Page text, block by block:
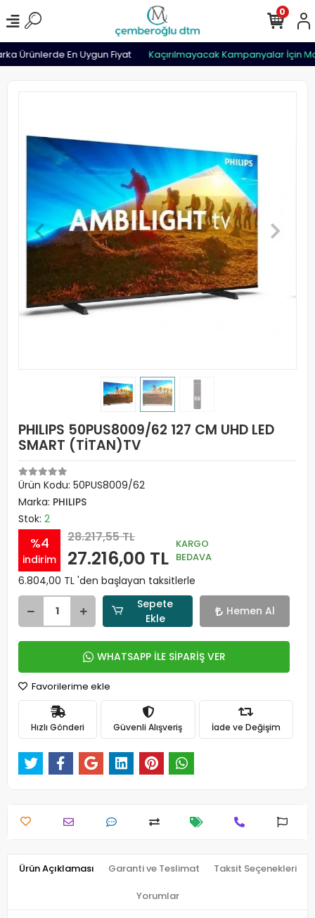
Ürünlerde En Uygun Fiyat Kaçırılmayacak Kampanyalar İçin
0
PHILIPS 50PUS8009/62 127 CM UHD LED
SMART (TİTAN)TV
Ürün Kodu: 50PUS8009/62
Marka: PHILIPS
Stok: 2
%4
indirim
28.217,55 TL
27.216,00 TL
KARGO
BEDAVA
6.804,00 TL 'den başlayan taksitlerle
Sepete
Ekle
Hemen Al
WHATSAPP İLE SİPARİŞ VER
Favorilerime ekle
Hızlı Gönderi Güvenli Alışveriş İade ve Değişim
Ürün Açıklaması Garanti ve Teslimat Taksit Seçenekleri
Yorumlar